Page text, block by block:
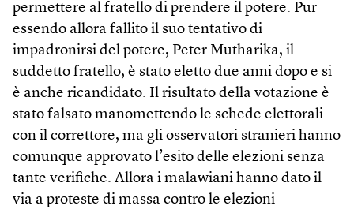
permettere al fratello di prendere il potere. Pur
essendo allora fallito il suo tentativo di
impadronirsi del potere, Peter Mutharika, il
suddetto fratello, è stato eletto due anni dopo e si
è anche ricandidato. Il risultato della votazione è
stato falsato manomettendo le schede elettorali
con il correttore, ma gli osservatori stranieri hanno
comunque approvato l’esito delle elezioni senza
tante verifiche. Allora i malawiani hanno dato il
via a proteste di massa contro le elezioni